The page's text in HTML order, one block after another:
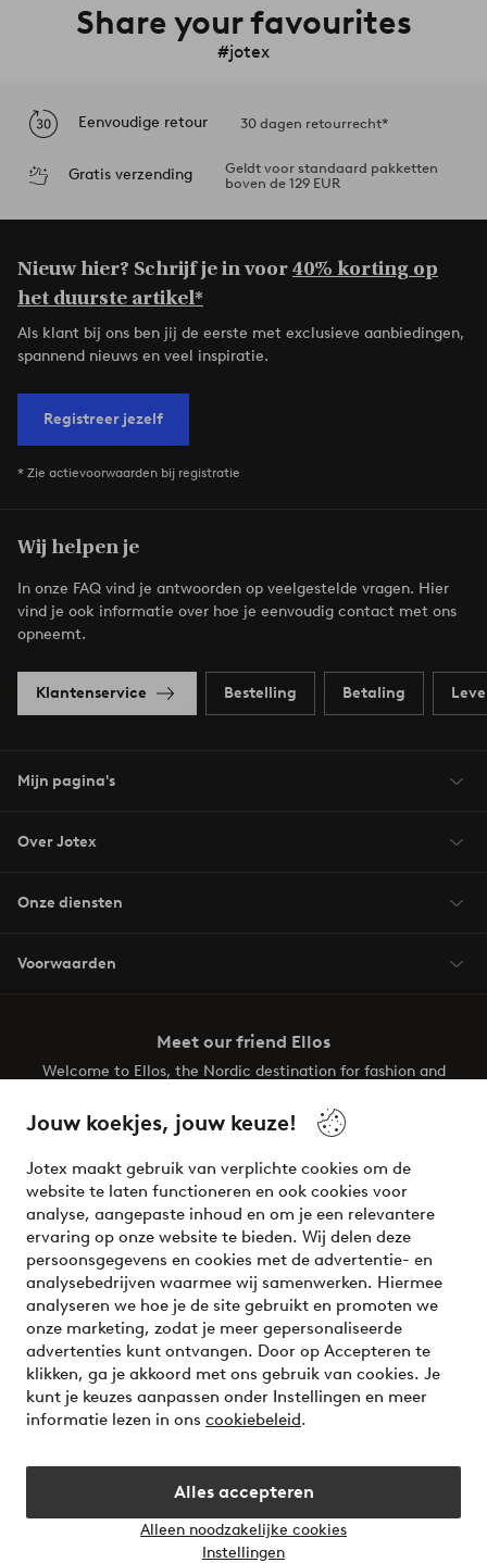
Jouw koekjes, jouw keuze!
Jotex maakt gebruik van verplichte cookies om de
website te laten functioneren en ook cookies voor
analyse, aangepaste inhoud en om je een relevantere
ervaring op onze website te bieden. Wij delen deze
persoonsgegevens en cookies met de advertentie- en
analysebedrijven waarmee wij samenwerken. Hiermee
analyseren we hoe je de site gebruikt en promoten we
onze marketing, zodat je meer gepersonaliseerde
advertenties kunt ontvangen. Door op Accepteren te
klikken, ga je akkoord met ons gebruik van cookies. Je
kunt je keuzes aanpassen onder Instellingen en meer
informatie lezen in ons cookiebeleid.
Alles accepteren
Alleen noodzakelijke cookies
Instellingen
Share your favourites
#jotex
Eenvoudige retour 30 dagen retourrecht*
Gratis verzending
Geldt voor standaard pakketten
boven de 129 EUR
Nieuw hier? Schrijf je in voor40% korting op
het duurste artikel*
Als klant bij ons ben jij de eerste met exclusieve aanbiedingen,
spannend nieuws en veel inspiratie.
Registreer jezelf
* Zie actievoorwaarden bij registratie
Wij helpen je
In onze FAQ vind je antwoorden op veelgestelde vragen. Hier
vind je ook informatie over hoe je eenvoudig contact met ons
opneemt.
Klantenservice Bestelling Betaling
Mijn pagina's
Over Jotex
Onze diensten
Voorwaarden
Meet our friend Ellos
Welcome to Ellos, the Nordic destination for fashion and
your wardrobe. Your next inspiring look is here!
Veilig betalen - Nu betalen of opsplitsen
Wil je meer weten over onze betaalopties?